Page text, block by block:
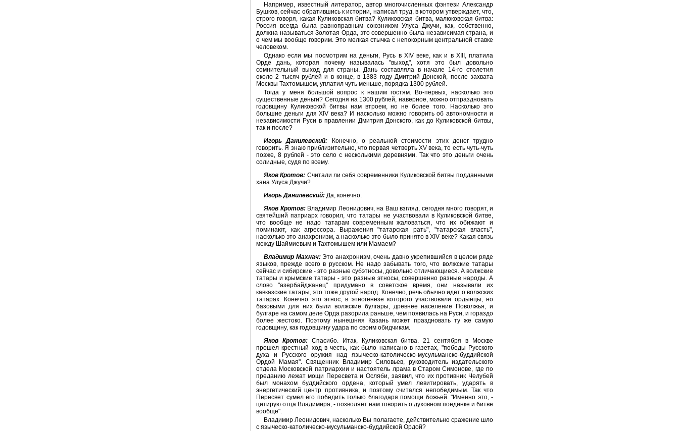
Например, известный литератор, автор многочисленных фэнтези Александр
Бушков, сейчас обратившись к истории, написал труд, в котором утверждает, что,
строго говоря, какая Куликовская битва? Куликовская битва, малюковская битва:
Россия всегда была равноправным союзником Улуса Джучи, как, собственно,
должна называться Золотая Орда, это совершенно была независимая страна, и
о чем мы вообще говорим. Это мелкая стычка с непокорным центральной ставке
человеком.
Однако если мы посмотрим на деньги, Русь в XIV веке, как и в XIII, платила
Орде дань, которая почему называлась "выход", хотя это был довольно
сомнительный выход для страны. Дань составляла в начале 14-го столетия
около 2 тысяч рублей и в конце, в 1383 году Дмитрий Донской, после захвата
Москвы Тахтомышем, уплатил чуть меньше, порядка 1300 рублей.
Тогда у меня большой вопрос к нашим гостям. Во-первых, насколько это
существенные деньги? Сегодня на 1300 рублей, наверное, можно отпраздновать
годовщину Куликовской битвы нам втроем, но не более того. Насколько это
большие деньги для XIV века? И насколько можно говорить об автономности и
независимости Руси в правлении Дмитрия Донского, как до Куликовской битвы,
так и после?
Игорь Данилевский: Конечно, о реальной стоимости этих денег трудно
говорить. Я знаю приблизительно, что первая четверть XV века, то есть чуть-чуть
позже, 8 рублей - это село с несколькими деревнями. Так что это деньги очень
солидные, судя по всему.
Яков Кротов: Считали ли себя современники Куликовской битвы подданными
хана Улуса Джучи?
Игорь Данилевский: Да, конечно.
Яков Кротов:Владимир Леонидович, на Ваш взгляд, сегодня много говорят, и
святейший патриарх говорил, что татары не участвовали в Куликовской битве,
что вообще не надо татарам современным жаловаться, что их обижают и
поминают, как агрессора. Выражения "татарская рать", "татарская власть",
насколько это анахронизм, а насколько это было принято в XIV веке? Какая связь
между Шаймиевым и Тахтомышем или Мамаем?
Владимир Махнач:Это анахронизм, очень давно укрепившийся в целом ряде
языков, прежде всего в русском. Не надо забывать того, что волжские татары
сейчас и сибирские - это разные субэтносы, довольно отличающиеся. А волжские
татары и крымские татары - это разные этносы, совершенно разные народы. А
слово "азербайджанец" придумано в советское время, они называли их
кавказские татары, это тоже другой народ. Конечно, речь обычно идет о волжских
татарах. Конечно это этнос, в этногенезе которого участвовали ордынцы, но
базовыми для них были волжские булгары, древнее население Поволжья, и
булгаре на самом деле Орда разорила раньше, чем появилась на Руси, и гораздо
более жестоко. Поэтому нынешняя Казань может праздновать ту же самую
годовщину, как годовщину удара по своим обидчикам.
Яков Кротов:Спасибо. Итак, Куликовская битва. 21 сентября в Москве
прошел крестный ход в честь, как было написано в газетах, "победы Русского
духа и Русского оружия над языческо-католическо-мусульманско-буддийской
Ордой Мамая". Священник Владимир Силовьев, руководитель издательского
отдела Московской патриархии и настоятель лрама в Старом Симонове, где по
преданию лежат мощи Пересвета и Осляби, заявил, что их противник Челубей
был монахом буддийского ордена, который умел левитировать, ударять в
энергетический центр противника, и поэтому считался непобедимым. Так что
Пересвет сумел его победить только благодаря помощи божьей. "Именно это, -
цитирую отца Владимира, - позволяет нам говорить о духовном поединке и битве
вообще".
Владимир Леонидович, насколько Вы полагаете, действительно сражение шло
с языческо-католическо-мусульманско-буддийской Ордой?